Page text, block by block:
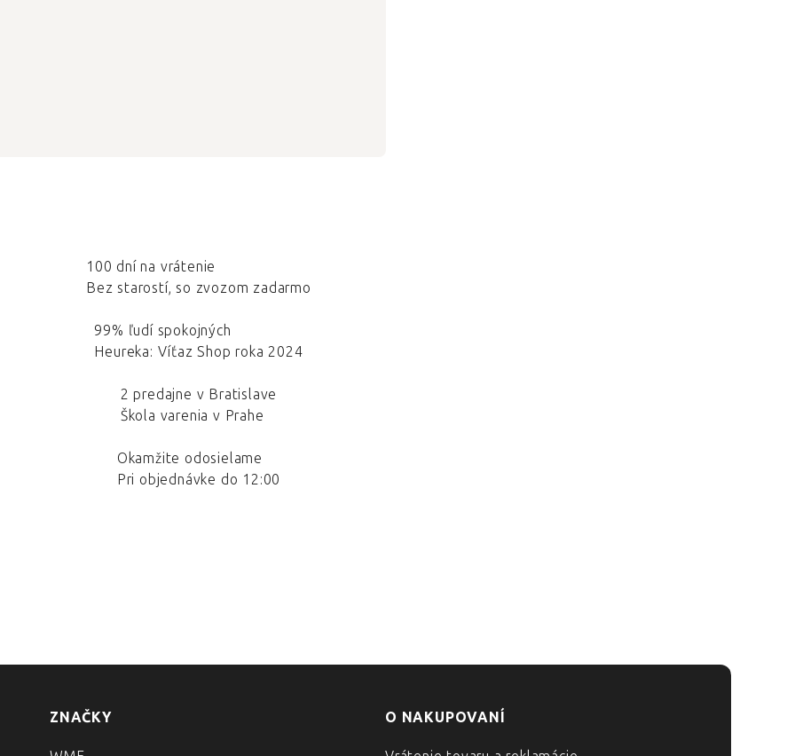
100 dní na vrátenie
Bez starostí, so zvozom zadarmo
99% ľudí spokojných
Heureka: Víťaz Shop roka 2024
2 predajne v Bratislave
Škola varenia v Prahe
Okamžite odosielame
Pri objednávke do 12:00
ZNAČKY O NAKUPOVANÍ